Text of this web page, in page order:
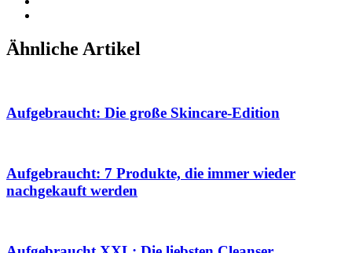
Ähnliche Artikel
Aufgebraucht: Die große Skincare-Edition
Aufgebraucht: 7 Produkte, die immer wieder
nachgekauft werden